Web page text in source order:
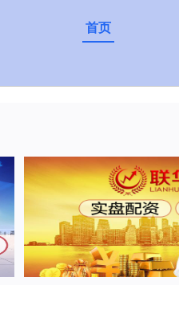
首页